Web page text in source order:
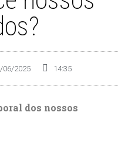
06/2025 14:35
dos nossos